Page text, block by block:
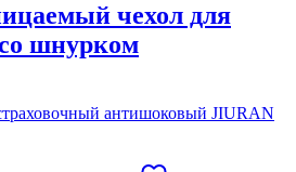
чехол для
шнурком